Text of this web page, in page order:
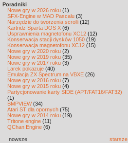
Poradniki
Nowe gry w 2026 roku (1)
SFX-Engine w MAD Pascalu (3)
Narzędzie do tworzenia scrolli (12)
Kartridż Sparta DOS X (6)
Usprawnienia magnetofonu XC12 (12)
Konserwacja stacji dysków 1050 (19)
Konserwacja magnetofonu XC12 (15)
Nowe gry w 2020 roku (2)
Nowe gry w 2019 roku (35)
Nowe gry w 2017 roku (3)
Larek pokazuje (40)
Emulacja ZX Spectrum na VBXE (26)
Nowe gry w 2016 roku (7)
Nowe gry w 2015 roku (4)
Partycjonowanie karty SIDE (APT/FAT16/FAT32)
(1)
BMPVIEW(34)
Atari ST dla opornych (75)
Nowe gry w 2014 roku (19)
Tritone engine (11)
QChan Engine (6)
nowsze starsze